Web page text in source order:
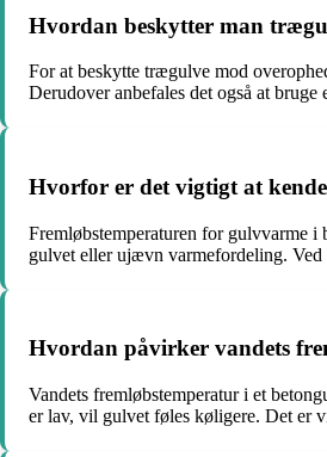
Hvordan beskytter man
For at beskytte trægulve mod
Derudover anbefales det også at
Hvorfor er det vigtigt at
Fremløbstemperaturen for gulvvarme
gulvet eller ujævn varmefordeling. Ved
Hvordan påvirker vandets
Vandets fremløbstemperatur i et
er lav, vil gulvet føles køligere. Det er